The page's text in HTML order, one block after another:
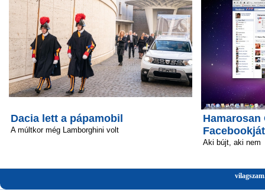
Dacia lett a pápamobil
A múltkor még Lamborghini volt
Aki bújt, aki nem